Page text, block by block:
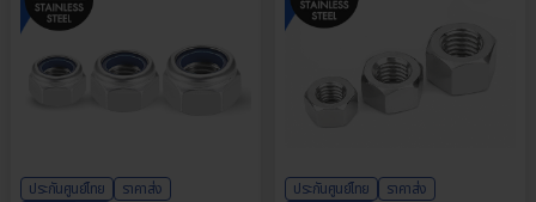
ประกันศูนย์ไทย
ราคาส่ง
ประกันศูนย์ไทย
ราคาส่ง